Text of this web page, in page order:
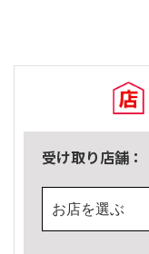
受け取り店舗：
お店を選ぶ